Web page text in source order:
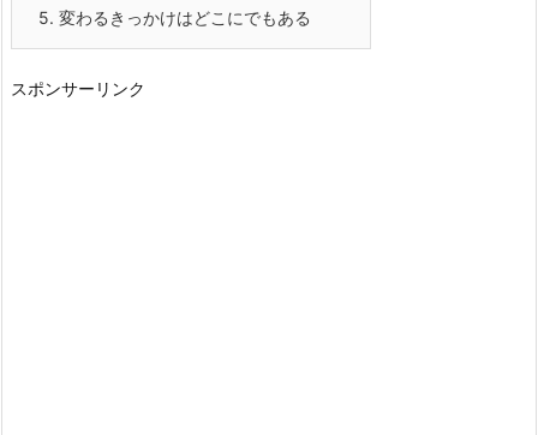
5. 変わるきっかけはどこにでもある
スポンサーリンク